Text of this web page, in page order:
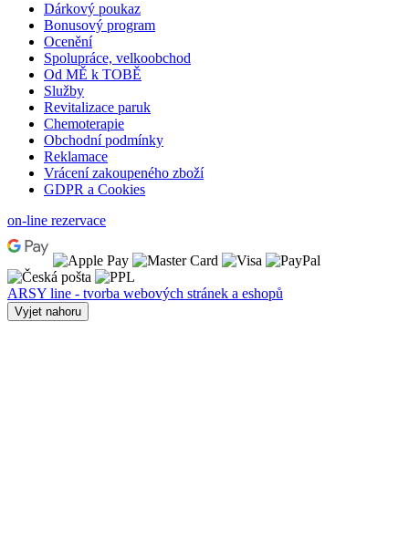
Dárkový poukaz
Bonusový program
Ocenění
Spolupráce, velkoobchod
Od MĚ k TOBĚ
Služby
Revitalizace paruk
Chemoterapie
Obchodní podmínky
Reklamace
Vrácení zakoupeného zboží
GDPR a Cookies
on-line rezervace
ARSY line - tvorba webových stránek a eshopů
Vyjet nahoru